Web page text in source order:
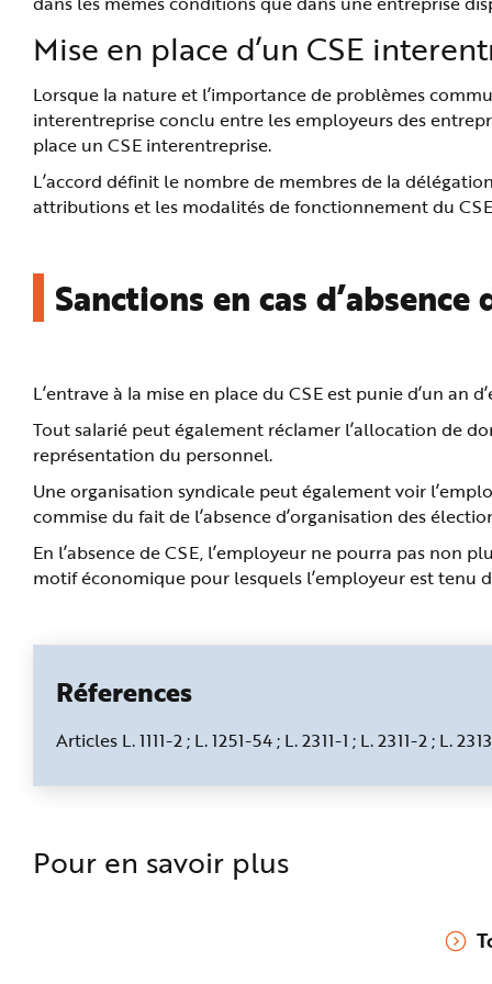
Mise en place d’un CSE
Lorsque la nature et l’importance de problèmes
interentreprise conclu entre les employeurs des
place un CSE interentreprise.
L’accord définit le nombre de membres de la
attributions et les modalités de fonctionnement du
Sanctions en cas
L’entrave à la mise en place du CSE est punie d’un an
Tout salarié peut également réclamer l’allocation de
représentation du personnel.
Une organisation syndicale peut également voir
commise du fait de l’absence d’organisation des
En l’absence de CSE, l’employeur ne pourra pas
motif économique pour lesquels l’employeur est tenu
Réferences
Articles L. 1111-2 ; L. 1251-54 ; L. 2311-1 ; L. 2311-2 ; L.
Pour en savoir plus